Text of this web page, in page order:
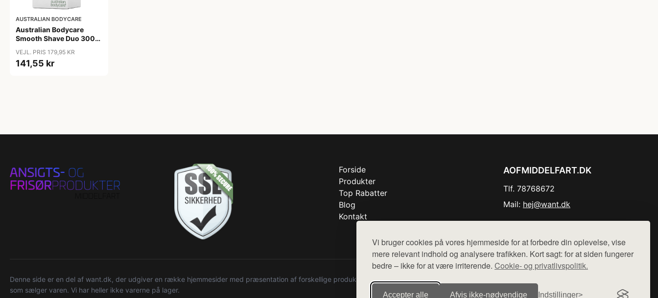
Vi bruger cookies på vores hjemmeside for at forbedre din oplevelse, vise
mere relevant indhold og analysere trafikken. Kort sagt: for at siden fungerer
bedre – ikke for at være irriterende. Cookie- og privatlivspolitik.
Accepter alle Afvis ikke‑nødvendige Indstillinger
AUSTRALIAN BODYCARE
Australian Bodycare
Smooth Shave Duo 300
VEJL. PRIS 179,95 KR
141,55 kr
Forside
Produkter
Top Rabatter
Blog
Kontakt
AOFMIDDELFART.DK
Tlf. 78768672
Mail: hej@want.dk
Denne side er en del af want.dk, der udgiver en række hjemmesider med præsentation af forskellige produkter fra diverse webshops. Der sælges ikke varer fra denne side - vi henviser til de shops,
som sælger varen. Vi har heller ikke varerne på lager.